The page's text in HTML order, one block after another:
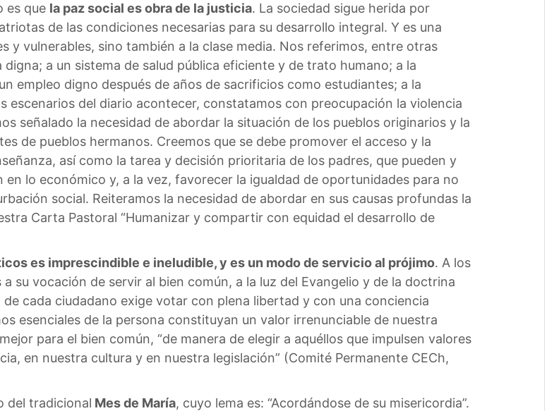
es que la paz social es obra de la justicia. La sociedad sigue herida por
de las condiciones necesarias para su desarrollo integral. Y es una
y vulnerables, sino también a la clase media. Nos referimos, entre otras
a un sistema de salud pública eficiente y de trato humano; a la
empleo digno después de años de sacrificios como estudiantes; a la
escenarios del diario acontecer, constatamos con preocupación la violencia
señalado la necesidad de abordar la situación de los pueblos originarios y la
de pueblos hermanos. Creemos que se debe promover el acceso y la
así como la tarea y decisión prioritaria de los padres, que pueden y
lo económico y, a la vez, favorecer la igualdad de oportunidades para no
social. Reiteramos la necesidad de abordar en sus causas profundas la
Carta Pastoral “Humanizar y compartir con equidad el desarrollo de
es imprescindible e ineludible, y es un modo de servicio al prójimo. A los
su vocación de servir al bien común, a la luz del Evangelio y de la doctrina
cada ciudadano exige votar con plena libertad y con una conciencia
esenciales de la persona constituyan un valor irrenunciable de nuestra
para el bien común, “de manera de elegir a aquéllos que impulsen valores
en nuestra cultura y en nuestra legislación” (Comité Permanente CECh,
del tradicional Mes de María, cuyo lema es: “Acordándose de su misericordia”.